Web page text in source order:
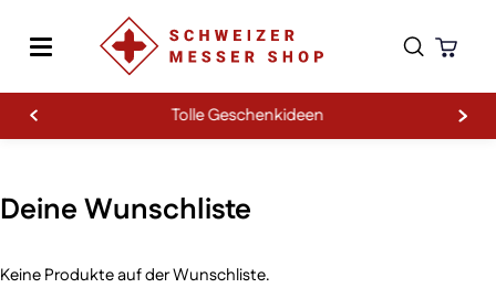
Tolle Geschenkideen
Deine Wunschliste
Keine Produkte auf der Wunschliste.